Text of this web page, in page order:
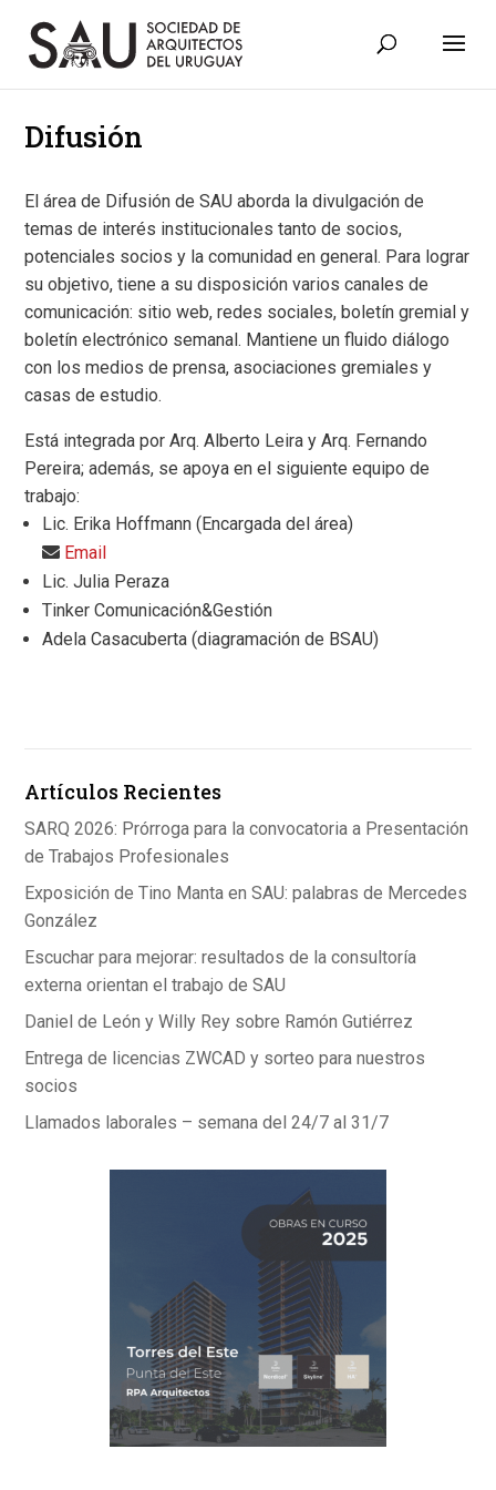
Difusión
El área de Difusión de SAU aborda la divulgación de
temas de interés institucionales tanto de socios,
potenciales socios y la comunidad en general. Para lograr
su objetivo, tiene a su disposición varios canales de
comunicación: sitio web, redes sociales, boletín gremial y
boletín electrónico semanal. Mantiene un fluido diálogo
con los medios de prensa, asociaciones gremiales y
casas de estudio.
Está integrada por Arq. Alberto Leira y Arq. Fernando
Pereira; además, se apoya en el siguiente equipo de
trabajo:
Lic. Erika Hoffmann (Encargada del área)
Email
Lic. Julia Peraza
Tinker Comunicación&Gestión
Adela Casacuberta (diagramación de BSAU)
Artículos Recientes
SARQ 2026: Prórroga para la convocatoria a Presentación
de Trabajos Profesionales
Exposición de Tino Manta en SAU: palabras de Mercedes
González
Escuchar para mejorar: resultados de la consultoría
externa orientan el trabajo de SAU
Daniel de León y Willy Rey sobre Ramón Gutiérrez
Entrega de licencias ZWCAD y sorteo para nuestros
socios
Llamados laborales – semana del 24/7 al 31/7